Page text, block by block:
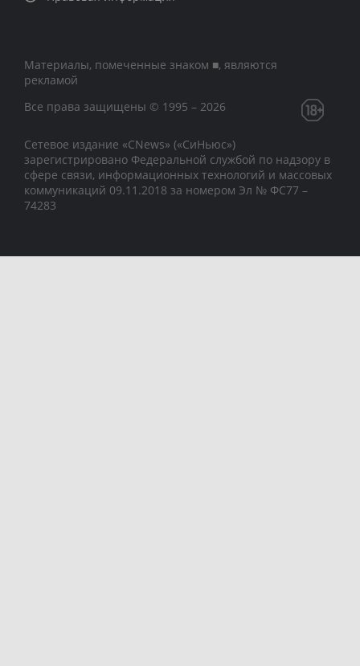
Материалы, помеченные знаком ■, являются
рекламой
Все права защищены © 1995 – 2026
Сетевое издание «CNews» («СиНьюс»)
зарегистрировано Федеральной службой по надзору в
сфере связи, информационных технологий и массовых
коммуникаций 09.11.2018 за номером Эл № ФС77 –
74283